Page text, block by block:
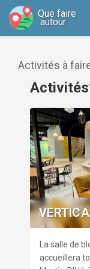
Que faire
autour
Activités à
Activités
La salle de
accueillera